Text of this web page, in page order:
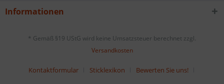
Informationen
* Gemäß §19 UStG wird keine Umsatzsteuer berechnet zzgl.
Versandkosten
Kontaktformular Sticklexikon
Bewerten Sie uns!